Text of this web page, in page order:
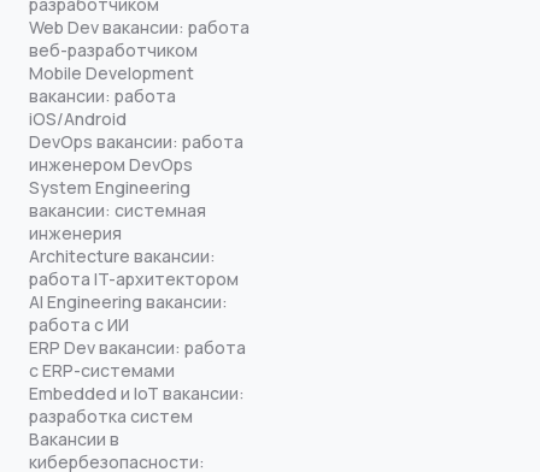
Web Dev вакансии: работа
веб-разработчиком
Mobile Development
вакансии: работа
iOS/Android
DevOps вакансии: работа
инженером DevOps
System Engineering
вакансии: системная
инженерия
Architecture вакансии:
работа IT-архитектором
AI Engineering вакансии:
работа с ИИ
ERP Dev вакансии: работа
с ERP-системами
Embedded и IoT вакансии:
разработка систем
Вакансии в
кибербезопасности: